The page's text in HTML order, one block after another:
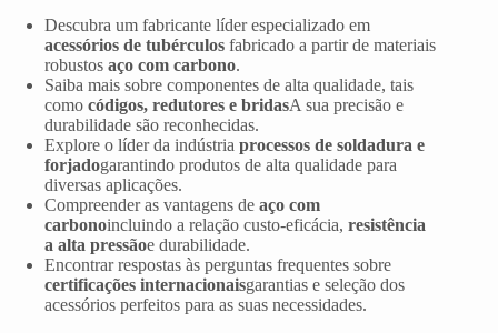
Descubra um fabricante líder especializado em
acessórios de tubérculos fabricado a partir de materiais
robustos aço com carbono.
Saiba mais sobre componentes de alta qualidade, tais
como códigos, redutores e bridasA sua precisão e
durabilidade são reconhecidas.
Explore o líder da indústria processos de soldadura e
forjadogarantindo produtos de alta qualidade para
diversas aplicações.
Compreender as vantagens de aço com
carbonoincluindo a relação custo-eficácia, resistência
a alta pressãoe durabilidade.
Encontrar respostas às perguntas frequentes sobre
certificações internacionaisgarantias e seleção dos
acessórios perfeitos para as suas necessidades.